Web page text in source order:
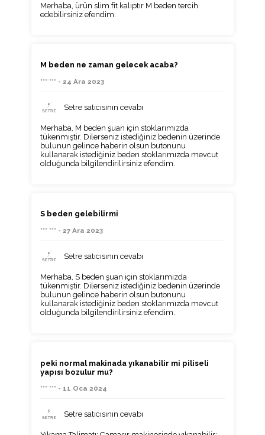
Merhaba, ürün slim fit kalıptır M beden tercih
edebilirsiniz efendim.
M beden ne zaman gelecek acaba?
*** *** - 24 Ara 2023
Setre satıcısının cevabı
Merhaba, M beden şuan için stoklarımızda
tükenmiştir. Dilerseniz istediğiniz bedenin üzerinde
bulunun gelince haberin olsun butonunu
kullanarak istediğiniz beden stoklarımızda mevcut
olduğunda bilgilendirilirsiniz efendim.
S beden gelebilirmi
*** *** - 27 Ara 2023
Setre satıcısının cevabı
Merhaba, S beden şuan için stoklarımızda
tükenmiştir. Dilerseniz istediğiniz bedenin üzerinde
bulunun gelince haberin olsun butonunu
kullanarak istediğiniz beden stoklarımızda mevcut
olduğunda bilgilendirilirsiniz efendim.
peki normal makinada yıkanabilir mi piliseli
yapısı bozulur mu?
*** *** - 11 Oca 2024
Setre satıcısının cevabı